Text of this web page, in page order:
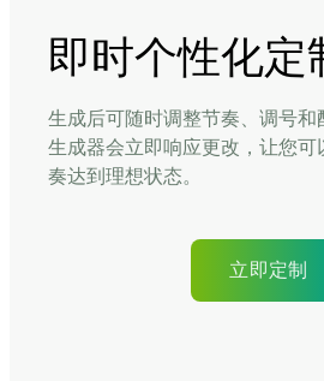
即时个性化定
生成后可随时调整节奏、调号和
生成器会立即响应更改，让您可
奏达到理想状态。
立即定制